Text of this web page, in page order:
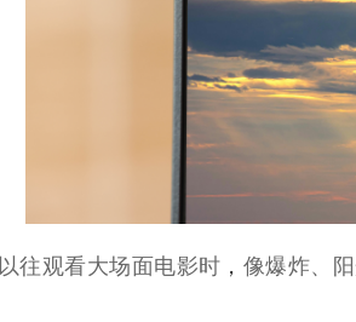
以往观看大场面电影时 ， 像爆炸、